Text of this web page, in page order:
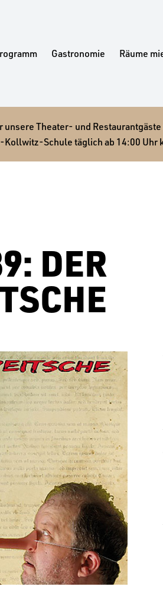
Gastronomie Räume
Theater- und
Kollwitz-Schule täglich ab 14:00 Uhr
DER